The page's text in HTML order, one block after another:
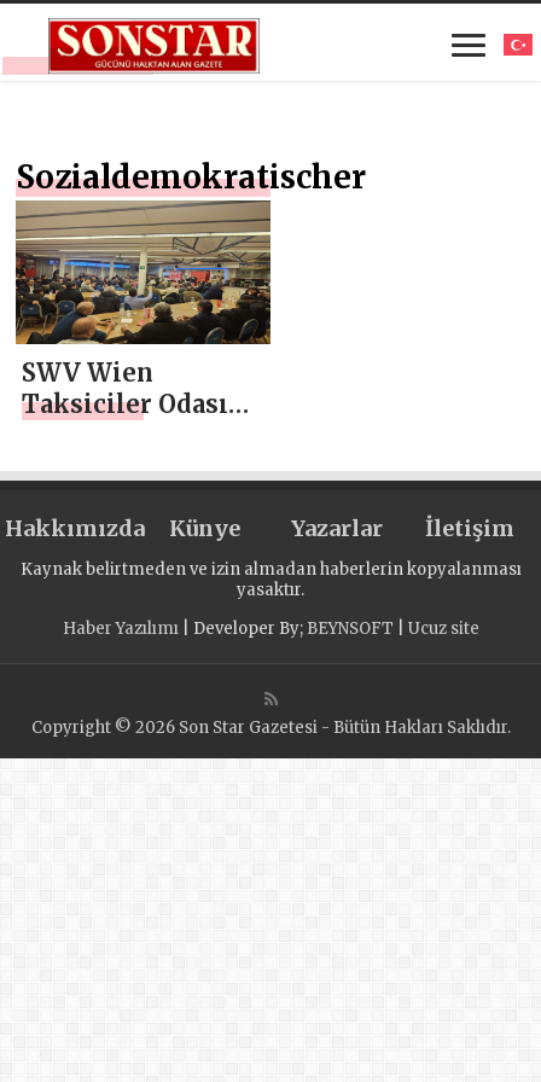
Sozialdemokratischer
SWV Wien
Taksiciler Odası
Serhat Şen, Taksi
işverenleriyle Bir
araya Geldi
Hakkımızda Künye Yazarlar İletişim
Kaynak belirtmeden ve izin almadan haberlerin kopyalanması
yasaktır.
Haber Yazılımı| Developer By; BEYNSOFT Ucuz site
Copyright © 2026 Son Star Gazetesi - Bütün Hakları Saklıdır.